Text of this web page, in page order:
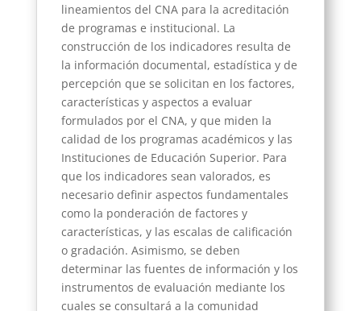
lineamientos del CNA para la acreditación
de programas e institucional. La
construcción de los indicadores resulta de
la información documental, estadística y de
percepción que se solicitan en los factores,
características y aspectos a evaluar
formulados por el CNA, y que miden la
calidad de los programas académicos y las
Instituciones de Educación Superior. Para
que los indicadores sean valorados, es
necesario definir aspectos fundamentales
como la ponderación de factores y
características, y las escalas de calificación
o gradación. Asimismo, se deben
determinar las fuentes de información y los
instrumentos de evaluación mediante los
cuales se consultará a la comunidad